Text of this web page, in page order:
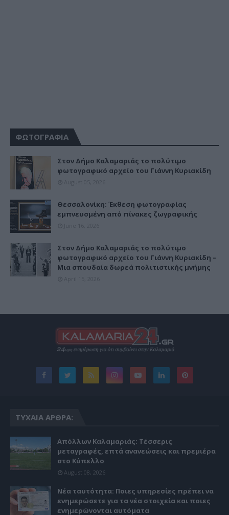
ΦΩΤΟΓΡΑΦΙΑ
Στον Δήμο Καλαμαριάς το πολύτιμο
φωτογραφικό αρχείο του Γιάννη Κυριακίδη
Θεσσαλονίκη: Έκθεση φωτογραφίας
εμπνευσμένη από πίνακες ζωγραφικής
Στον Δήμο Καλαμαριάς το πολύτιμο
φωτογραφικό αρχείο του Γιάννη Κυριακίδη –
Μια σπουδαία δωρεά πολιτιστικής μνήμης
ΤΥΧΑΊΑ ΆΡΘΡΑ:
Απόλλων Καλαμαριάς: Τέσσερις
μεταγραφές, επτά ανανεώσεις και πρεμιέρα
στο Κύπελλο
August 08, 2026
Νέα ταυτότητα: Ποιες υπηρεσίες πρέπει να
ενημερώσετε για τα νέα στοιχεία και ποιες
ενημερώνονται αυτόματα